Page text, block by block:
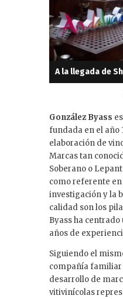
A la llegada de
González Byass
fundada en el año
elaboración de
Marcas tan
Soberano o
como referente en
investigación y la
calidad son los
Byass ha
años de
Siguiendo el
compañía familiar
desarrollo de
vitivinícolas